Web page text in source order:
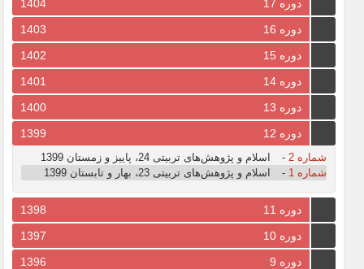
دوره 17
1404
دوره 16
1403
دوره 15
1402
دوره 14
1401
دوره 13
1400
دوره 12
1399
شماره 2 -
اسلام و پژوهش‌های تربیتی 24، پاییز و زمستان 1399
شماره 1
- اسلام و پژوهش‌های تربیتی 23، بهار و تابستان 1399
دوره 11
1398
دوره 10
1397
دوره 9
1396